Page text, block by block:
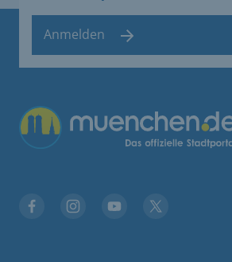
Anmelden
Übergreifende Links